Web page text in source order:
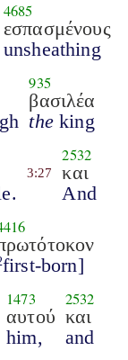
4685
εσπασμένους
unsheathing
935
βασιλέα
theking
3:27
2532
και
And
first-born]
1473
αυτού
him,
2532
και
and